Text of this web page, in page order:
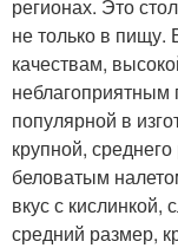
регионах. Это
не только в
качествам,
неблагоприятным
популярной в
крупной,
беловатым
вкус с кислинкой,
средний размер,